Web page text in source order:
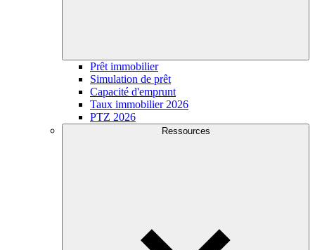
Prêt immobilier
Simulation de prêt
Capacité d'emprunt
Taux immobilier 2026
PTZ 2026
Ressources